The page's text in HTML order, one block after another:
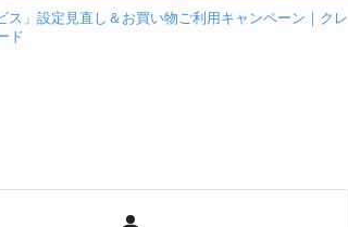
」設定見直し＆お買い物ご利用キャンペーン｜クレ
ド